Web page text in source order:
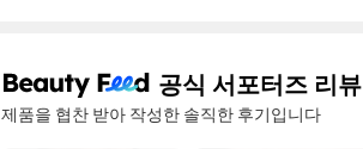
공식 서포터즈 리뷰
제품을 협찬 받아 작성한 솔직한 후기입니다